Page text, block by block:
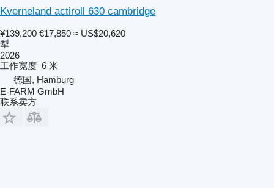
Kverneland actiroll 630 cambridge
¥139,200 €17,850 ≈ US$20,620
犁
2026
工作宽度 6 米
德国, Hamburg
E-FARM GmbH
联系卖方